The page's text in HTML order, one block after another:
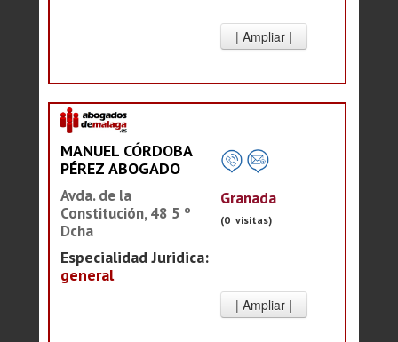
MANUEL CÓRDOBA
PÉREZ ABOGADO
Avda. de la
Constitución, 48 5 º
Dcha
Especialidad Juridica:
general
Granada
(0 visitas)